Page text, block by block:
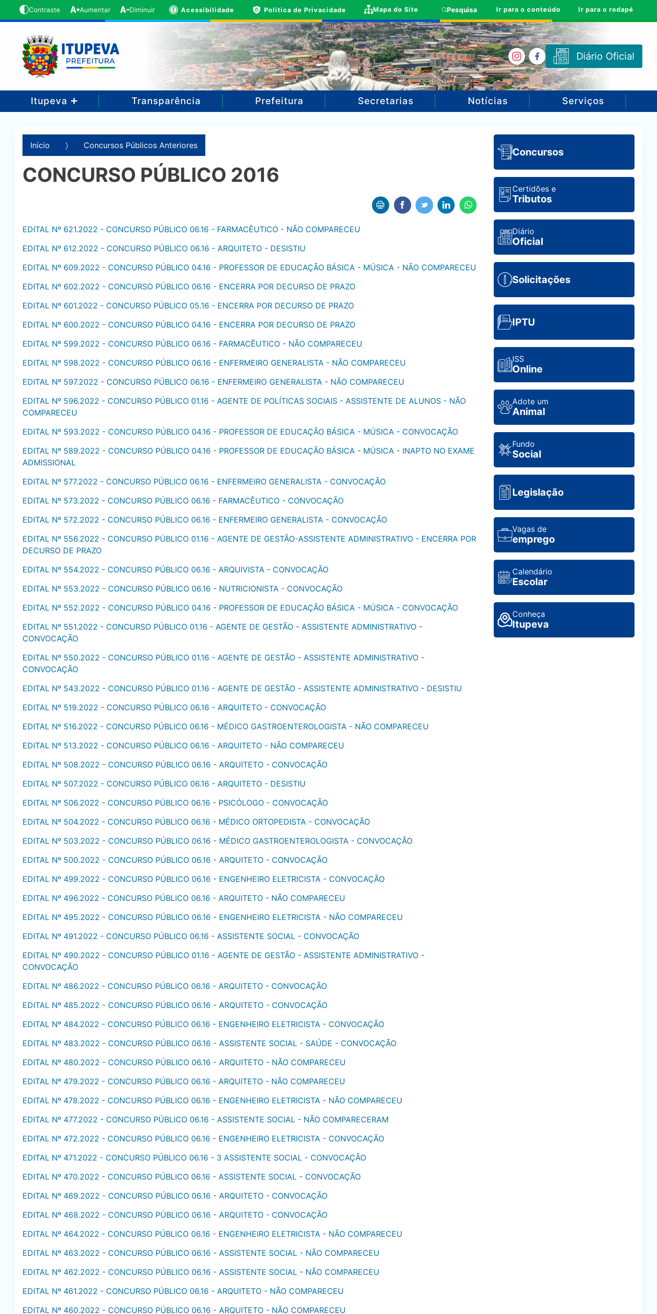
Contraste Aumentar Diminuir Acessibilidade Politica de Privacidade Mapa do Site Pesquisa Ir para o conteúdo Ir para o rodapé
Diário Oficial
Itupeva Transparência Prefeitura Secretarias Notícias Serviços
Início Concursos Públicos Anteriores
CONCURSO PÚBLICO 2016
EDITAL Nº 621.2022 - CONCURSO PÚBLICO 06.16 - FARMACÊUTICO - NÃO COMPARECEU
EDITAL Nº 612.2022 - CONCURSO PÚBLICO 06.16 - ARQUITETO - DESISTIU
EDITAL Nº 609.2022 - CONCURSO PÚBLICO 04.16 - PROFESSOR DE EDUCAÇÃO BÁSICA - MÚSICA - NÃO COMPARECEU
EDITAL Nº 602.2022 - CONCURSO PÚBLICO 06.16 - ENCERRA POR DECURSO DE PRAZO
EDITAL Nº 601.2022 - CONCURSO PÚBLICO 05.16 - ENCERRA POR DECURSO DE PRAZO
EDITAL Nº 600.2022 - CONCURSO PÚBLICO 04.16 - ENCERRA POR DECURSO DE PRAZO
EDITAL Nº 599.2022 - CONCURSO PÚBLICO 06.16 - FARMACÊUTICO - NÃO COMPARECEU
EDITAL Nº 598.2022 - CONCURSO PÚBLICO 06.16 - ENFERMEIRO GENERALISTA - NÃO COMPARECEU
EDITAL Nº 597.2022 - CONCURSO PÚBLICO 06.16 - ENFERMEIRO GENERALISTA - NÃO COMPARECEU
EDITAL Nº 596.2022 - CONCURSO PÚBLICO 01.16 - AGENTE DE POLÍTICAS SOCIAIS - ASSISTENTE DE ALUNOS - NÃO
COMPARECEU
EDITAL Nº 593.2022 - CONCURSO PÚBLICO 04.16 - PROFESSOR DE EDUCAÇÃO BÁSICA - MÚSICA - CONVOCAÇÃO
EDITAL Nº 589.2022 - CONCURSO PÚBLICO 04.16 - PROFESSOR DE EDUCAÇÃO BÁSICA - MÚSICA - INAPTO NO EXAME
ADMISSIONAL
EDITAL Nº 577.2022 - CONCURSO PÚBLICO 06.16 - ENFERMEIRO GENERALISTA - CONVOCAÇÃO
EDITAL Nº 573.2022 - CONCURSO PÚBLICO 06.16 - FARMACÊUTICO - CONVOCAÇÃO
EDITAL Nº 572.2022 - CONCURSO PÚBLICO 06.16 - ENFERMEIRO GENERALISTA - CONVOCAÇÃO
EDITAL Nº 556.2022 - CONCURSO PÚBLICO 01.16 - AGENTE DE GESTÃO-ASSISTENTE ADMINISTRATIVO - ENCERRA POR
DECURSO DE PRAZO
EDITAL Nº 554.2022 - CONCURSO PÚBLICO 06.16 - ARQUIVISTA - CONVOCAÇÃO
EDITAL Nº 553.2022 - CONCURSO PÚBLICO 06.16 - NUTRICIONISTA - CONVOCAÇÃO
EDITAL Nº 552.2022 - CONCURSO PÚBLICO 04.16 - PROFESSOR DE EDUCAÇÃO BÁSICA - MÚSICA - CONVOCAÇÃO
EDITAL Nº 551.2022 - CONCURSO PÚBLICO 01.16 - AGENTE DE GESTÃO - ASSISTENTE ADMINISTRATIVO -
CONVOCAÇÃO
EDITAL Nº 550.2022 - CONCURSO PÚBLICO 01.16 - AGENTE DE GESTÃO - ASSISTENTE ADMINISTRATIVO -
CONVOCAÇÃO
EDITAL Nº 543.2022 - CONCURSO PÚBLICO 01.16 - AGENTE DE GESTÃO - ASSISTENTE ADMINISTRATIVO - DESISTIU
EDITAL Nº 519.2022 - CONCURSO PÚBLICO 06.16 - ARQUITETO - CONVOCAÇÃO
EDITAL Nº 516.2022 - CONCURSO PÚBLICO 06.16 - MÉDICO GASTROENTEROLOGISTA - NÃO COMPARECEU
EDITAL Nº 513.2022 - CONCURSO PÚBLICO 06.16 - ARQUITETO - NÃO COMPARECEU
EDITAL Nº 508.2022 - CONCURSO PÚBLICO 06.16 - ARQUITETO - CONVOCAÇÃO
EDITAL Nº 507.2022 - CONCURSO PÚBLICO 06.16 - ARQUITETO - DESISTIU
EDITAL Nº 506.2022 - CONCURSO PÚBLICO 06.16 - PSICÓLOGO - CONVOCAÇÃO
EDITAL Nº 504.2022 - CONCURSO PÚBLICO 06.16 - MÉDICO ORTOPEDISTA - CONVOCAÇÃO
EDITAL Nº 503.2022 - CONCURSO PÚBLICO 06.16 - MÉDICO GASTROENTEROLOGISTA - CONVOCAÇÃO
EDITAL Nº 500.2022 - CONCURSO PÚBLICO 06.16 - ARQUITETO - CONVOCAÇÃO
EDITAL Nº 499.2022 - CONCURSO PÚBLICO 06.16 - ENGENHEIRO ELETRICISTA - CONVOCAÇÃO
EDITAL Nº 496.2022 - CONCURSO PÚBLICO 06.16 - ARQUITETO - NÃO COMPARECEU
EDITAL Nº 495.2022 - CONCURSO PÚBLICO 06.16 - ENGENHEIRO ELETRICISTA - NÃO COMPARECEU
EDITAL Nº 491.2022 - CONCURSO PÚBLICO 06.16 - ASSISTENTE SOCIAL - CONVOCAÇÃO
EDITAL Nº 490.2022 - CONCURSO PÚBLICO 01.16 - AGENTE DE GESTÃO - ASSISTENTE ADMINISTRATIVO -
CONVOCAÇÃO
EDITAL Nº 486.2022 - CONCURSO PÚBLICO 06.16 - ARQUITETO - CONVOCAÇÃO
EDITAL Nº 485.2022 - CONCURSO PÚBLICO 06.16 - ARQUITETO - CONVOCAÇÃO
EDITAL Nº 484.2022 - CONCURSO PÚBLICO 06.16 - ENGENHEIRO ELETRICISTA - CONVOCAÇÃO
EDITAL Nº 483.2022 - CONCURSO PÚBLICO 06.16 - ASSISTENTE SOCIAL - SAÚDE - CONVOCAÇÃO
EDITAL Nº 480.2022 - CONCURSO PÚBLICO 06.16 - ARQUITETO - NÃO COMPARECEU
EDITAL Nº 479.2022 - CONCURSO PÚBLICO 06.16 - ARQUITETO - NÃO COMPARECEU
EDITAL Nº 478.2022 - CONCURSO PÚBLICO 06.16 - ENGENHEIRO ELETRICISTA - NÃO COMPARECEU
EDITAL Nº 477.2022 - CONCURSO PÚBLICO 06.16 - ASSISTENTE SOCIAL - NÃO COMPARECERAM
EDITAL Nº 472.2022 - CONCURSO PÚBLICO 06.16 - ENGENHEIRO ELETRICISTA - CONVOCAÇÃO
EDITAL Nº 471.2022 - CONCURSO PÚBLICO 06.16 - 3 ASSISTENTE SOCIAL - CONVOCAÇÃO
EDITAL Nº 470.2022 - CONCURSO PÚBLICO 06.16 - ASSISTENTE SOCIAL - CONVOCAÇÃO
EDITAL Nº 469.2022 - CONCURSO PÚBLICO 06.16 - ARQUITETO - CONVOCAÇÃO
EDITAL Nº 468.2022 - CONCURSO PÚBLICO 06.16 - ARQUITETO - CONVOCAÇÃO
EDITAL Nº 464.2022 - CONCURSO PÚBLICO 06.16 - ENGENHEIRO ELETRICISTA - NÃO COMPARECEU
EDITAL Nº 463.2022 - CONCURSO PÚBLICO 06.16 - ASSISTENTE SOCIAL - NÃO COMPARECEU
EDITAL Nº 462.2022 - CONCURSO PÚBLICO 06.16 - ASSISTENTE SOCIAL - NÃO COMPARECEU
EDITAL Nº 461.2022 - CONCURSO PÚBLICO 06.16 - ARQUITETO - NÃO COMPARECEU
EDITAL Nº 460.2022 - CONCURSO PÚBLICO 06.16 - ARQUITETO - NÃO COMPARECEU
Concursos
Certidões e
Tributos
Diário
Oficial
Solicitações
IPTU
ISS
Online
Adote um
Animal
Fundo
Social
Legislação
Vagas de
emprego
Calendário
Escolar
Conheça
Itupeva